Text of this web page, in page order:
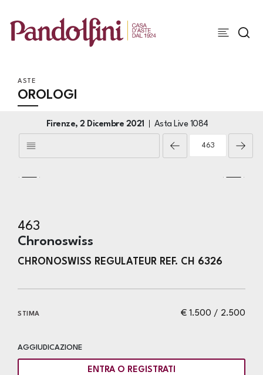
ASTE
OROLOGI
Firenze, 2 Dicembre 2021 Asta Live 1084
463
Chronoswiss
CHRONOSWISS REGULATEUR REF. CH 6326
€ 1.500 / 2.500
STIMA
AGGIUDICAZIONE
ENTRA O REGISTRATI